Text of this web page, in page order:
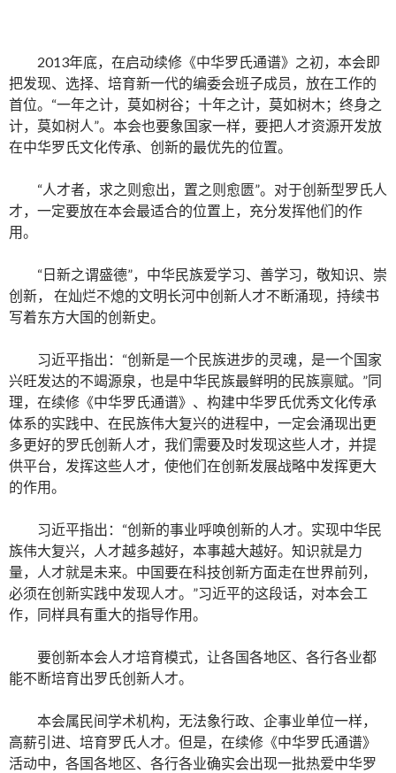
2013年底，在启动续修《中华罗氏通谱》之初，本会即
把发现、选择、培育新一代的编委会班子成员，放在工作的
首位。“一年之计，莫如树谷；十年之计，莫如树木；终身之
计，莫如树人”。本会也要象国家一样，要把人才资源开发放
在中华罗氏文化传承、创新的最优先的位置。
“人才者，求之则愈出，置之则愈匮”。对于创新型罗氏人
才，一定要放在本会最适合的位置上，充分发挥他们的作
用。
“日新之谓盛德”，中华民族爱学习、善学习，敬知识、崇
创新， 在灿烂不熄的文明长河中创新人才不断涌现，持续书
写着东方大国的创新史。
习近平指出：“创新是一个民族进步的灵魂，是一个国家
兴旺发达的不竭源泉，也是中华民族最鲜明的民族禀赋。”同
理，在续修《中华罗氏通谱》、构建中华罗氏优秀文化传承
体系的实践中、在民族伟大复兴的进程中，一定会涌现出更
多更好的罗氏创新人才，我们需要及时发现这些人才，并提
供平台，发挥这些人才，使他们在创新发展战略中发挥更大
的作用。
习近平指出：“创新的事业呼唤创新的人才。实现中华民
族伟大复兴，人才越多越好，本事越大越好。知识就是力
量，人才就是未来。中国要在科技创新方面走在世界前列，
必须在创新实践中发现人才。”习近平的这段话，对本会工
作，同样具有重大的指导作用。
要创新本会人才培育模式，让各国各地区、各行各业都
能不断培育出罗氏创新人才。
本会属民间学术机构，无法象行政、企事业单位一样，
高薪引进、培育罗氏人才。但是，在续修《中华罗氏通谱》
活动中，各国各地区、各行各业确实会出现一批热爱中华罗